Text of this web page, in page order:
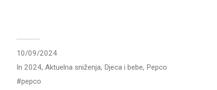
10/09/2024
In 2024, Aktuelna sniženja, Djeca i bebe, Pepco
pepco